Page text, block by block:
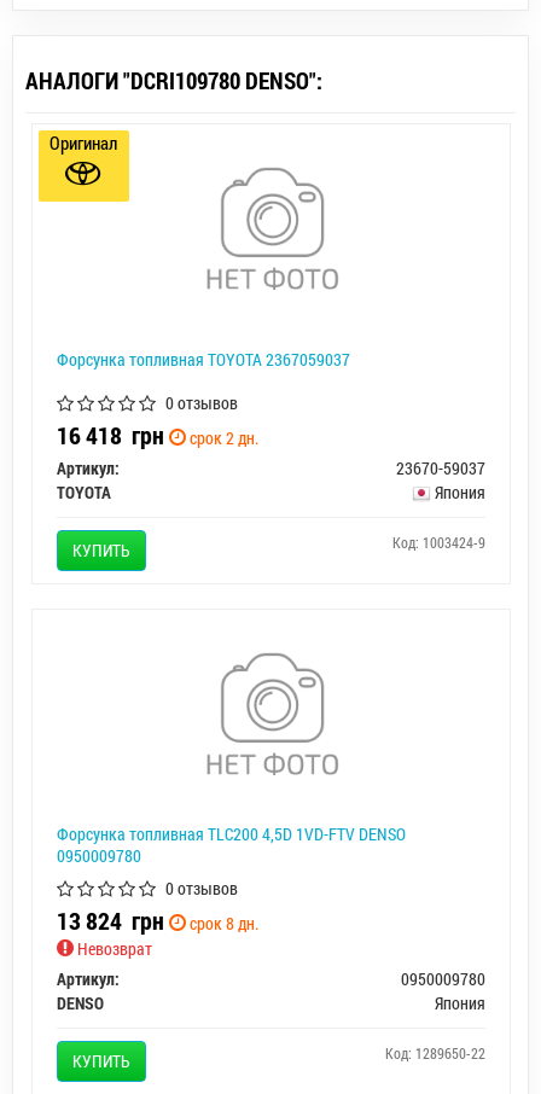
АНАЛОГИ "DCRI109780 DENSO":
Форсунка топливная TOYOTA 2367059037
0 отзывов
16 418 грн
срок 2 дн.
Артикул:
23670-59037
TOYOTA
Япония
КУПИТЬ Код: 1003424-9
Оригинал
Форсунка топливная TLC200 4,5D 1VD-FTV DENSO
0950009780
0 отзывов
13 824 грн
срок 8 дн.
Невозврат
Артикул:
0950009780
DENSO
Япония
КУПИТЬ Код: 1289650-22